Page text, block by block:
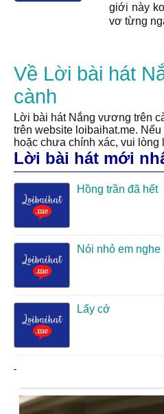
giới này
vơ từng
Về Lời bài hát
cành
Lời bài hát Nắng vương trên
trên website loibaihat.me.
hoặc chưa chính xác, vui lòng
Lời bài hát mới
Hồng trần đã hết
Nói nhỏ em nghe
Lấy cớ